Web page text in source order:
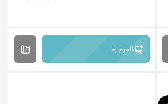
ناموجود